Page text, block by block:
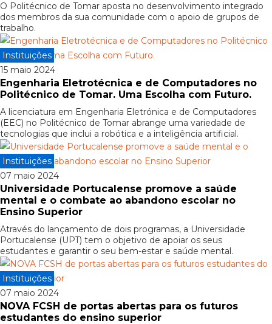
O Politécnico de Tomar aposta no desenvolvimento integrado
dos membros da sua comunidade com o apoio de grupos de
trabalho.
Instituições
15 maio 2024
Engenharia Eletrotécnica e de Computadores no
Politécnico de Tomar. Uma Escolha com Futuro.
A licenciatura em Engenharia Eletrónica e de Computadores
(EEC) no Politécnico de Tomar abrange uma variedade de
tecnologias que inclui a robótica e a inteligência artificial.
Instituições
07 maio 2024
Universidade Portucalense promove a saúde
mental e o combate ao abandono escolar no
Ensino Superior
Através do lançamento de dois programas, a Universidade
Portucalense (UPT) tem o objetivo de apoiar os seus
estudantes e garantir o seu bem-estar e saúde mental.
Instituições
07 maio 2024
NOVA FCSH de portas abertas para os futuros
estudantes do ensino superior